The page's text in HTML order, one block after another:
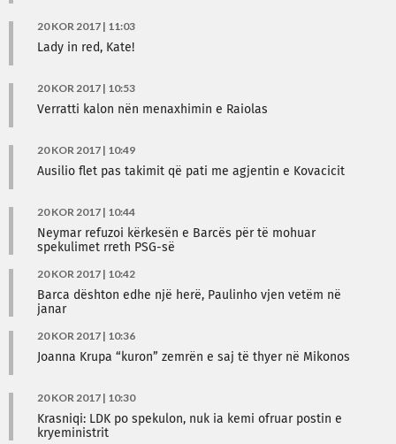
20 KOR 2017 | 11:03
Lady in red, Kate!
20 KOR 2017 | 10:53
Verratti kalon nën menaxhimin e Raiolas
20 KOR 2017 | 10:49
Ausilio flet pas takimit që pati me agjentin e Kovacicit
20 KOR 2017 | 10:44
Neymar refuzoi kërkesën e Barcës për të mohuar
spekulimet rreth PSG-së
20 KOR 2017 | 10:42
Barca dështon edhe një herë, Paulinho vjen vetëm në
janar
20 KOR 2017 | 10:36
Joanna Krupa “kuron” zemrën e saj të thyer në Mikonos
20 KOR 2017 | 10:30
Krasniqi: LDK po spekulon, nuk ia kemi ofruar postin e
kryeministrit